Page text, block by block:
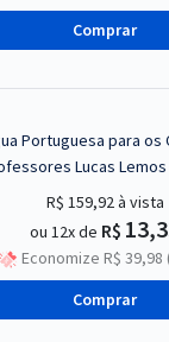
Comprar
Portuguesa para
Lucas Lemos
R$ 159,92à vista
ou 12x de R$
Economize R$ 39,98
Comprar